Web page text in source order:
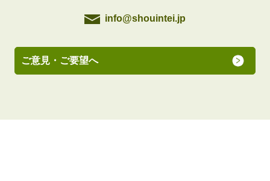
info@shouintei.jp
ご意見・ご要望へ